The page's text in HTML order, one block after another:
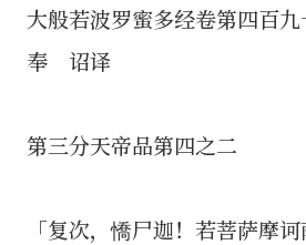
大般若波罗蜜多经卷第四百
奉 诏译
第三分天帝品第四之二
「复次，憍尸迦！若菩萨摩